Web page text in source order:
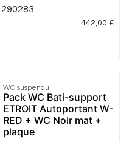
290283
442,00 €
Meilleur
prix
WC suspendu
Pack WC Bati-support
ETROIT Autoportant W-
RED + WC Noir mat +
plaque